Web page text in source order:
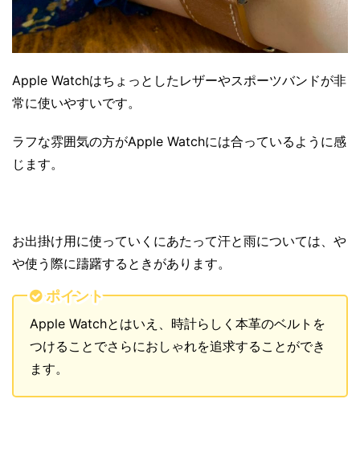
Apple Watchはちょっとしたレザーやスポーツバンドが非
常に使いやすいです。
ラフな雰囲気の方がApple Watchには合っているように感
じます。
お出掛け用に使っていくにあたって汗と雨については、や
や使う際に躊躇するときがあります。
ポイント
Apple Watchとはいえ、時計らしく本革のベルトを
つけることでさらにおしゃれを追求することができ
ます。